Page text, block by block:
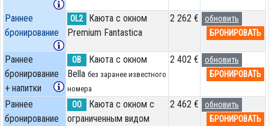
Раннее
бронирование
OL2
Каюта с окном
Premium Fantastica
2 262 €
обновить
БРОНИРОВАТЬ
Раннее
бронирование
+ напитки
OB
Каюта с окном
Bella без заранее известного
номера
2 402 €
обновить
БРОНИРОВАТЬ
Раннее
бронирование
OO
Каюта с окном с
ограниченным видом
2 462 €
обновить
БРОНИРОВАТЬ